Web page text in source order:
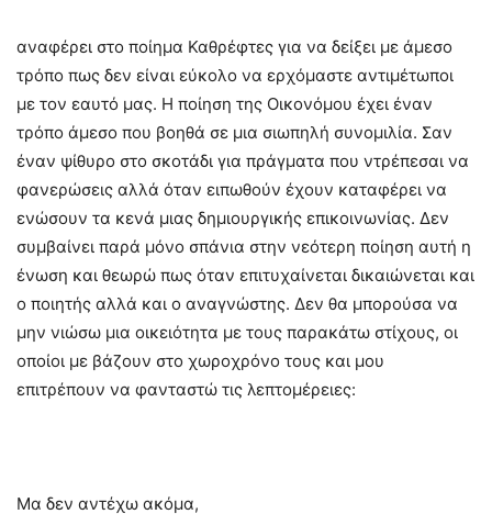
αναφέρει στο ποίημα Καθρέφτες για να δείξει με άμεσο
τρόπο πως δεν είναι εύκολο να ερχόμαστε αντιμέτωποι
με τον εαυτό μας. Η ποίηση της Οικονόμου έχει έναν
τρόπο άμεσο που βοηθά σε μια σιωπηλή συνομιλία. Σαν
έναν ψίθυρο στο σκοτάδι για πράγματα που ντρέπεσαι να
φανερώσεις αλλά όταν ειπωθούν έχουν καταφέρει να
ενώσουν τα κενά μιας δημιουργικής επικοινωνίας. Δεν
συμβαίνει παρά μόνο σπάνια στην νεότερη ποίηση αυτή η
ένωση και θεωρώ πως όταν επιτυχαίνεται δικαιώνεται και
ο ποιητής αλλά και ο αναγνώστης. Δεν θα μπορούσα να
μην νιώσω μια οικειότητα με τους παρακάτω στίχους, οι
οποίοι με βάζουν στο χωροχρόνο τους και μου
επιτρέπουν να φανταστώ τις λεπτομέρειες:
Μα δεν αντέχω ακόμα,